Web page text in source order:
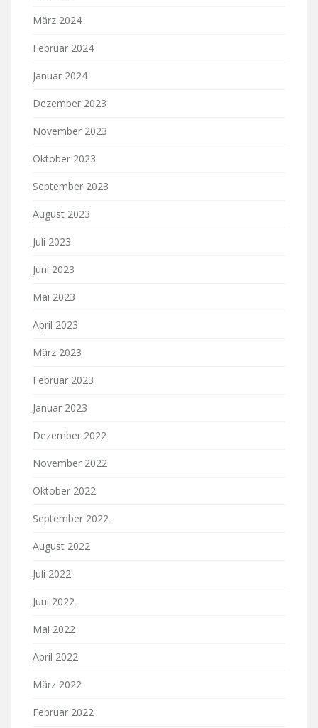
März 2024
Februar 2024
Januar 2024
Dezember 2023
November 2023
Oktober 2023
September 2023
August 2023
Juli 2023
Juni 2023
Mai 2023
April 2023
März 2023
Februar 2023
Januar 2023
Dezember 2022
November 2022
Oktober 2022
September 2022
August 2022
Juli 2022
Juni 2022
Mai 2022
April 2022
März 2022
Februar 2022